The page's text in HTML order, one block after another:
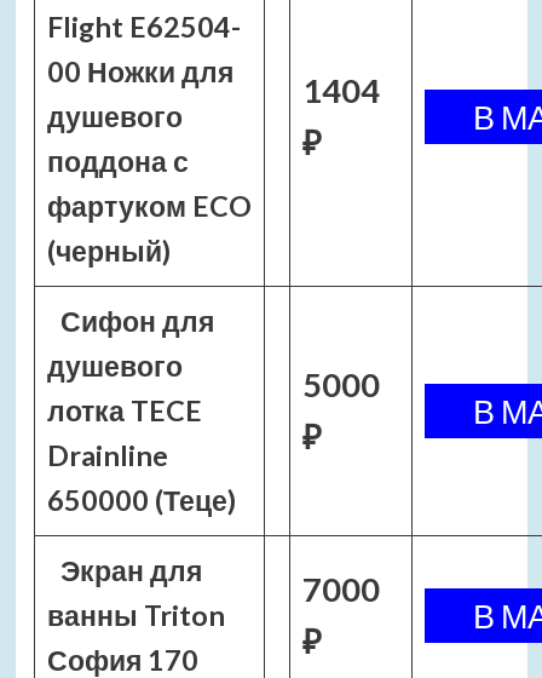
Flight E62504-
00 Ножки для
душевого
поддона с
фартуком ECO
(черный)
1404
₽
Сифон для
душевого
лотка TECE
Drainline
650000 (Теце)
5000
₽
Экран для
ванны Triton
София 170
7000
₽